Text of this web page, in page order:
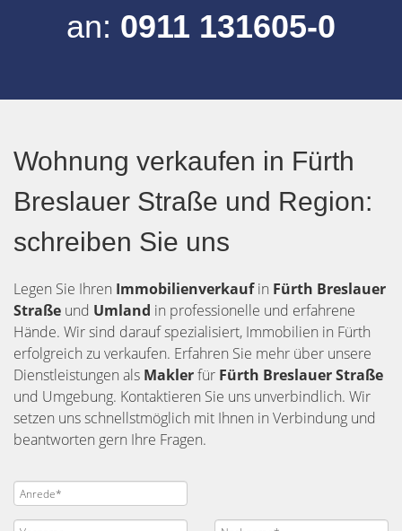
an: 0911 131605-0
Wohnung verkaufen in Fürth
Breslauer Straße und Region:
schreiben Sie uns
Legen Sie Ihren Immobilienverkaufin Fürth Breslauer
Straße und Umland in professionelle und erfahrene
Hände. Wir sind darauf spezialisiert, Immobilien in Fürth
erfolgreich zu verkaufen. Erfahren Sie mehr über unsere
Dienstleistungen als Maklerfür Fürth Breslauer Straße
und Umgebung. Kontaktieren Sie uns unverbindlich. Wir
setzen uns schnellstmöglich mit Ihnen in Verbindung und
beantworten gern Ihre Fragen.